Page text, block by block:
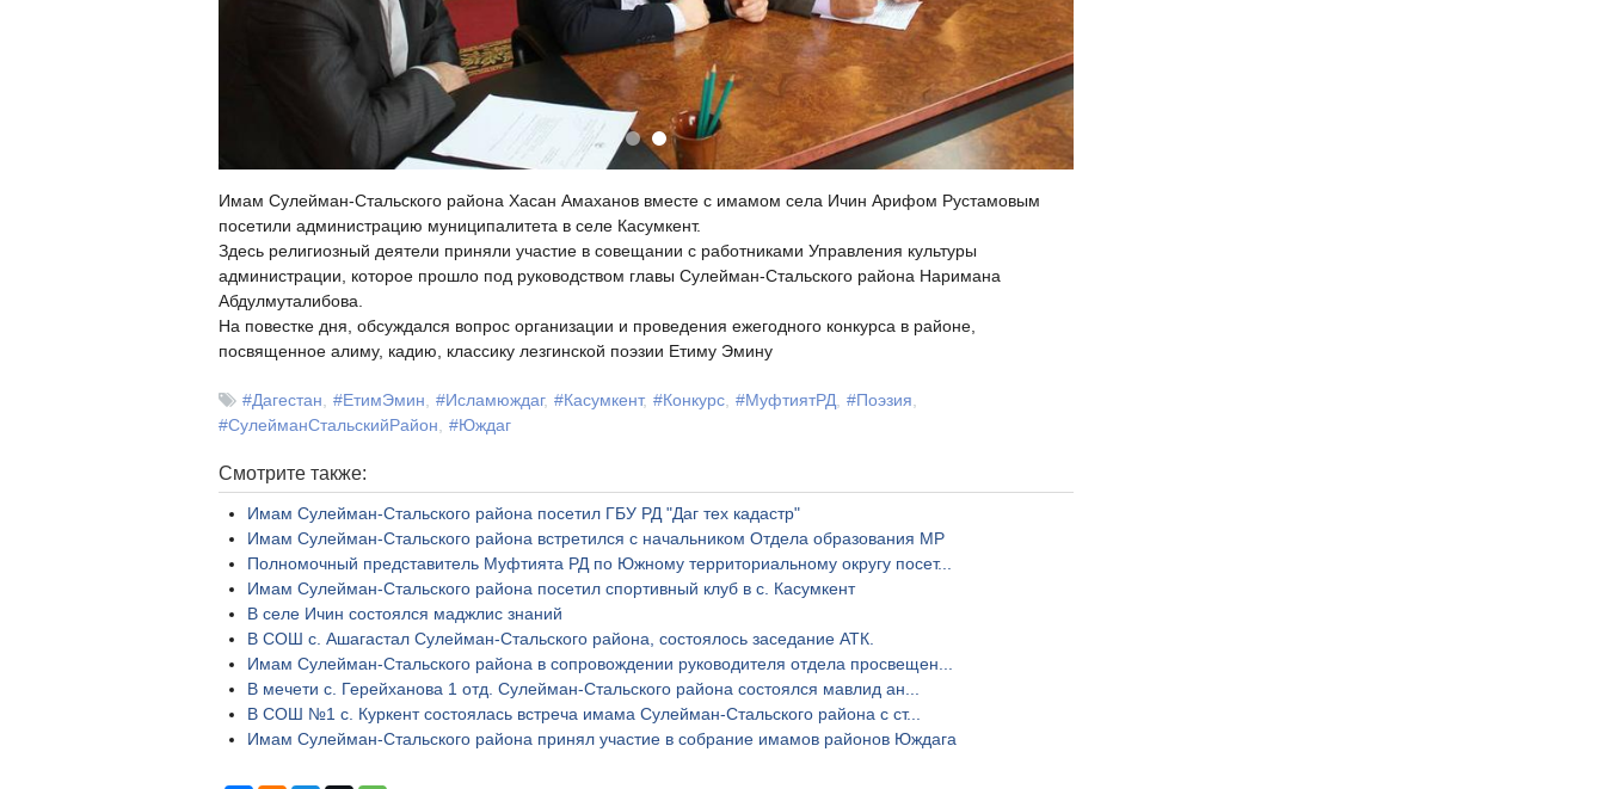
Имам Сулейман-Стальского района Хасан Амаханов вместе с имамом села Ичин Арифом Рустамовым
посетили администрацию муниципалитета в селе Касумкент.
Здесь религиозный деятели приняли участие в совещании с работниками Управления культуры
администрации, которое прошло под руководством главы Сулейман-Стальского района Наримана
Абдулмуталибова.
На повестке дня, обсуждался вопрос организации и проведения ежегодного конкурса в районе,
посвященное алиму, кадию, классику лезгинской поэзии Етиму Эмину
#Дагестан #ЕтимЭмин #Исламюждаг #Касумкент #Конкурс #МуфтиятРД
#Поэзия
#СулейманСтальскийРайон
#Юждаг
Смотрите также:
Имам Сулейман-Стальского района посетил ГБУ РД "Даг тех кадастр"
Имам Сулейман-Стальского района встретился с начальником Отдела образования МР
Полномочный представитель Муфтията РД по Южному территориальному округу посет...
Имам Сулейман-Стальского района посетил спортивный клуб в с. Касумкент
В селе Ичин состоялся маджлис знаний
В СОШ с. Ашагастал Сулейман-Стальского района, состоялось заседание АТК.
Имам Сулейман-Стальского района в сопровождении руководителя отдела просвещен...
В мечети с. Герейханова 1 отд. Сулейман-Стальского района состоялся мавлид ан...
В СОШ №1 с. Куркент состоялась встреча имама Сулейман-Стальского района с ст...
Имам Сулейман-Стальского района принял участие в собрание имамов районов Юждага